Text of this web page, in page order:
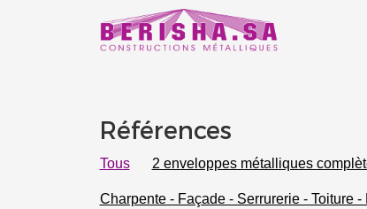
Références
Tous 2 enveloppes métalliques
Charpente - Façade - Serrurerie - Toiture -